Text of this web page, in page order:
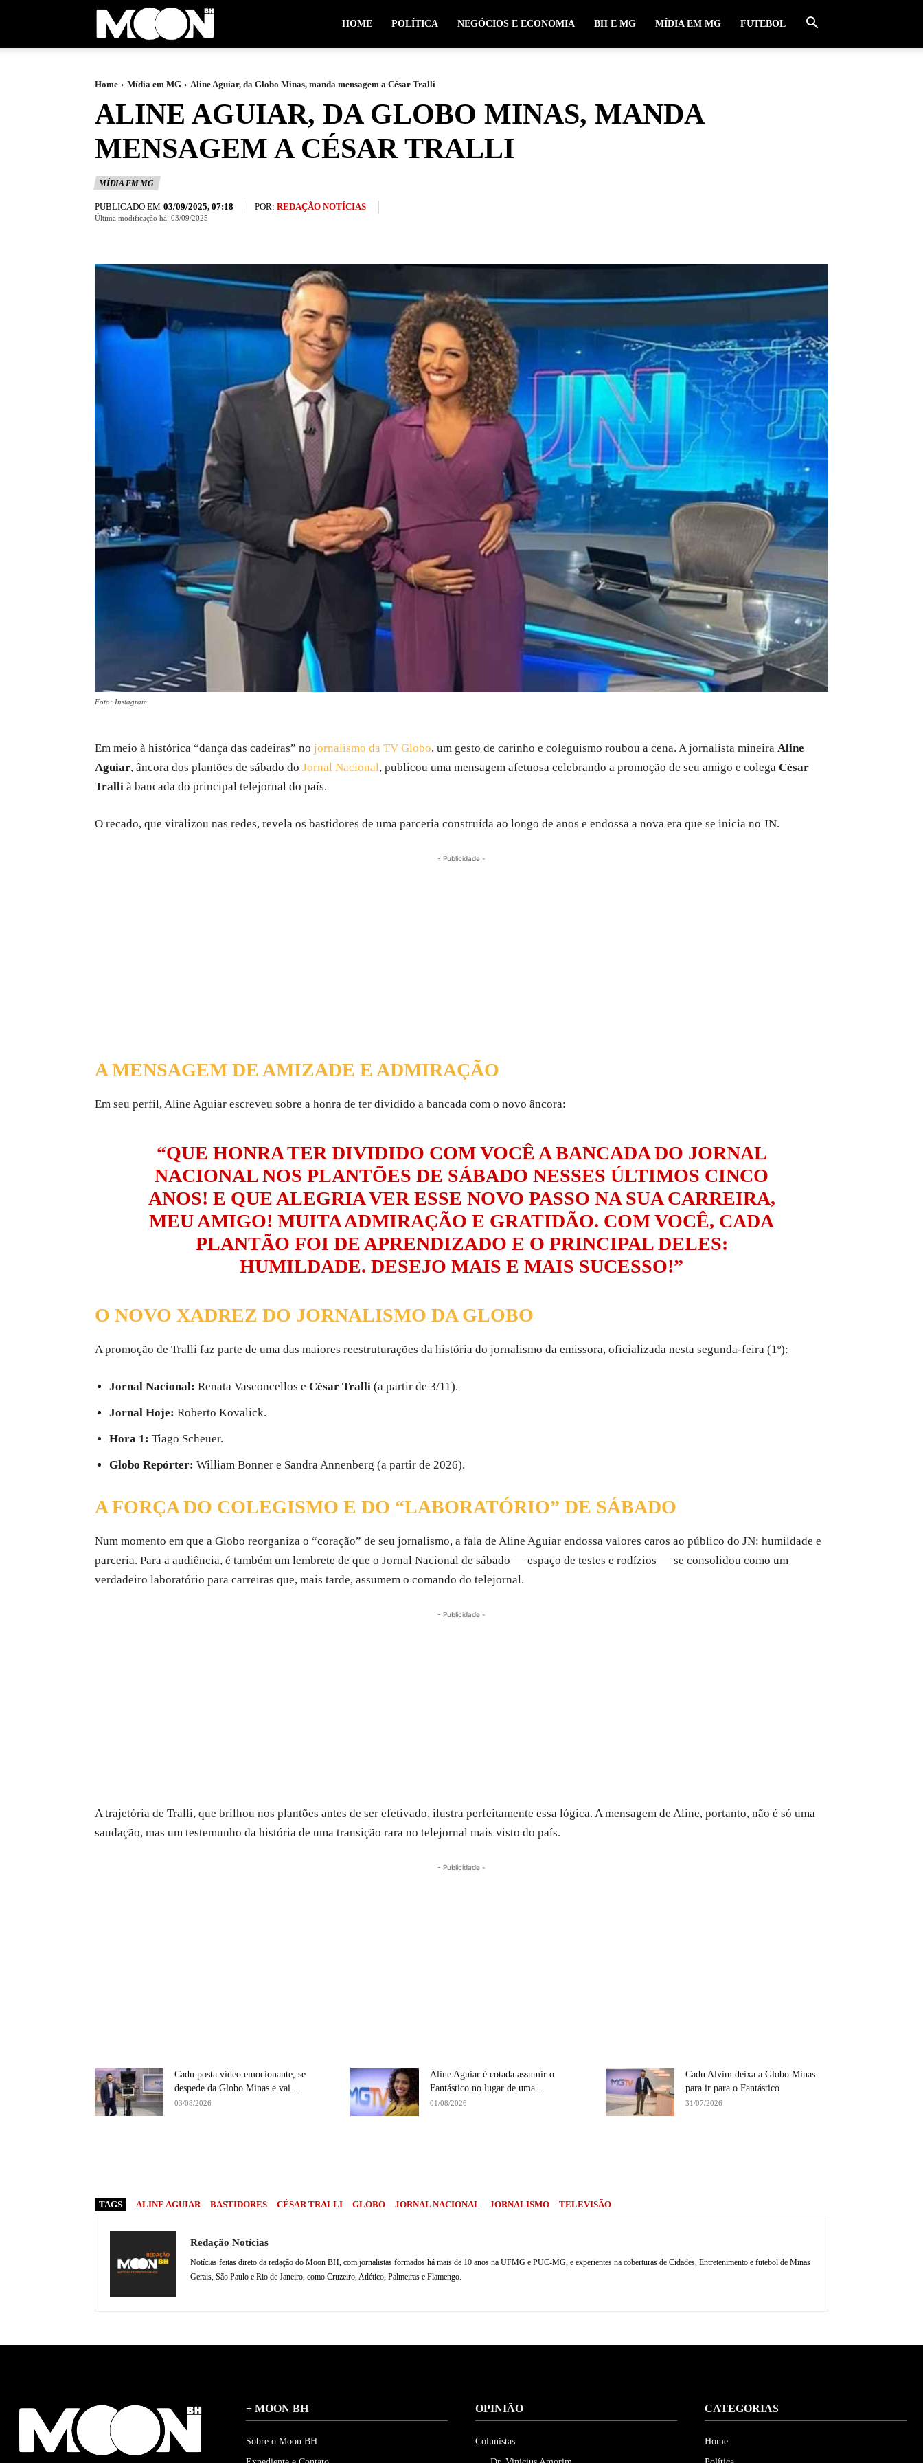
HOME POLÍTICA NEGÓCIOS E ECONOMIA BH E MG MÍDIA EM MG FUTEBOL
Home Mídia em MG Aline Aguiar, da Globo Minas, manda mensagem a César Tralli
ALINE AGUIAR, DA GLOBO MINAS, MANDA
MENSAGEM A CÉSAR TRALLI
MÍDIA EM MG
PUBLICADO EM 03/09/2025, 07:18 POR: REDAÇÃO NOTÍCIAS
Última modificação há: 03/09/2025
Foto: Instagram
Em meio à histórica “dança das cadeiras” no jornalismo da TV Globo, um gesto de carinho e coleguismo roubou a cena. A jornalista mineira Aline
Aguiar, âncora dos plantões de sábado do Jornal Nacional, publicou uma mensagem afetuosa celebrando a promoção de seu amigo e colega César
Tralli à bancada do principal telejornal do país.
O recado, que viralizou nas redes, revela os bastidores de uma parceria construída ao longo de anos e endossa a nova era que se inicia no JN.
- Publicidade -
A MENSAGEM DE AMIZADE E ADMIRAÇÃO
Em seu perfil, Aline Aguiar escreveu sobre a honra de ter dividido a bancada com o novo âncora:
“QUE HONRA TER DIVIDIDO COM VOCÊ A BANCADA DO JORNAL
NACIONAL NOS PLANTÕES DE SÁBADO NESSES ÚLTIMOS CINCO
ANOS! E QUE ALEGRIA VER ESSE NOVO PASSO NA SUA CARREIRA,
MEU AMIGO! MUITA ADMIRAÇÃO E GRATIDÃO. COM VOCÊ, CADA
PLANTÃO FOI DE APRENDIZADO E O PRINCIPAL DELES:
HUMILDADE. DESEJO MAIS E MAIS SUCESSO!”
O NOVO XADREZ DO JORNALISMO DA GLOBO
A promoção de Tralli faz parte de uma das maiores reestruturações da história do jornalismo da emissora, oficializada nesta segunda-feira (1º):
Jornal Nacional: Renata Vasconcellos e César Tralli (a partir de 3/11).
Jornal Hoje: Roberto Kovalick.
Hora 1: Tiago Scheuer.
Globo Repórter: William Bonner e Sandra Annenberg (a partir de 2026).
A FORÇA DO COLEGISMO E DO “LABORATÓRIO” DE SÁBADO
Num momento em que a Globo reorganiza o “coração” de seu jornalismo, a fala de Aline Aguiar endossa valores caros ao público do JN: humildade e
parceria. Para a audiência, é também um lembrete de que o Jornal Nacional de sábado — espaço de testes e rodízios — se consolidou como um
verdadeiro laboratório para carreiras que, mais tarde, assumem o comando do telejornal.
- Publicidade -
A trajetória de Tralli, que brilhou nos plantões antes de ser efetivado, ilustra perfeitamente essa lógica. A mensagem de Aline, portanto, não é só uma
saudação, mas um testemunho da história de uma transição rara no telejornal mais visto do país.
- Publicidade -
Cadu posta vídeo emocionante, se
despede da Globo Minas e vai...
03/08/2026
Aline Aguiar é cotada assumir o
Fantástico no lugar de uma...
01/08/2026
Cadu Alvim deixa a Globo Minas
para ir para o Fantástico
31/07/2026
TAGS ALINE AGUIAR BASTIDORES CÉSAR TRALLI GLOBO JORNAL NACIONAL JORNALISMO TELEVISÃO
Redação Notícias
Notícias feitas direto da redação do Moon BH, com jornalistas formados há mais de 10 anos na UFMG e PUC-MG, e experientes na coberturas de Cidades, Entretenimento e futebol de Minas
Gerais, São Paulo e Rio de Janeiro, como Cruzeiro, Atlético, Palmeiras e Flamengo.
+ MOON BH
Sobre o Moon BH
OPINIÃO
Colunistas
CATEGORIAS
Home